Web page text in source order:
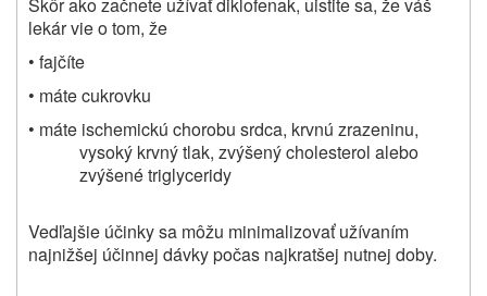
lekár vie o tom, že
• fajčíte
• máte cukrovku
• máte ischemickú chorobu srdca, krvnú zrazeninu,
vysoký krvný tlak, zvýšený cholesterol alebo
zvýšené triglyceridy
Vedľajšie účinky sa môžu minimalizovať užívaním
najnižšej účinnej dávky počas najkratšej nutnej doby.